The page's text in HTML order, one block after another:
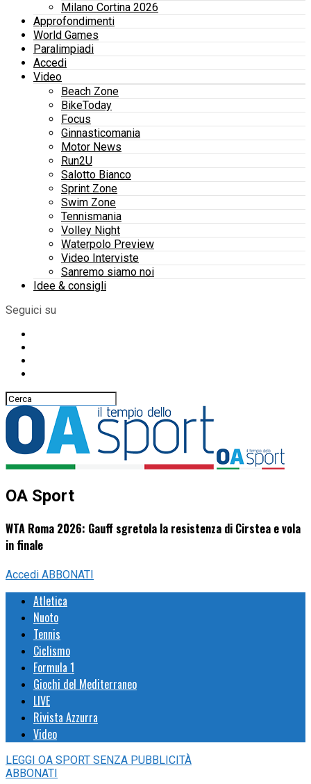
Milano Cortina 2026
Approfondimenti
World Games
Paralimpiadi
Accedi
Video
Beach Zone
BikeToday
Focus
Ginnasticomania
Motor News
Run2U
Salotto Bianco
Sprint Zone
Swim Zone
Tennismania
Volley Night
Waterpolo Preview
Video Interviste
Sanremo siamo noi
Idee & consigli
Seguici su
OA Sport
WTA Roma 2026: Gauff sgretola la resistenza di Cirstea e vola
in finale
Accedi ABBONATI
Atletica
Nuoto
Tennis
Ciclismo
Formula 1
Giochi del Mediterraneo
LIVE
Rivista Azzurra
Video
LEGGI OA SPORT SENZA PUBBLICITÀ
ABBONATI